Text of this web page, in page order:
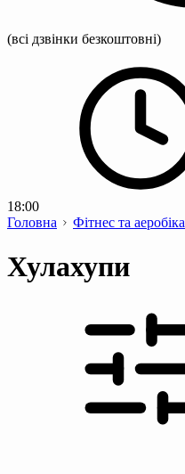
(всі дзвінки безкоштовні)
18:00
Головна
Фітнес та аеробіка
Хулахупи